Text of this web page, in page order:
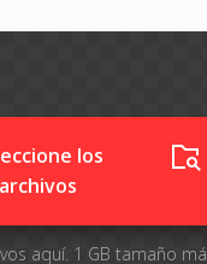
los
archivos
aquí. 1 GB tamaño